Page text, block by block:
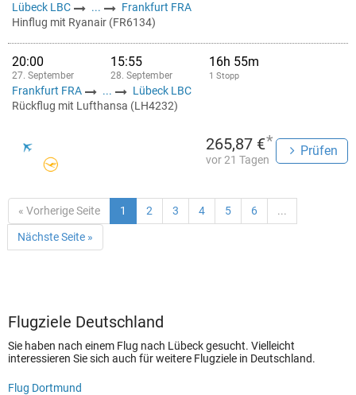
Lübeck LBC ...
Frankfurt FRA
Hinflug mit Ryanair (FR6134)
20:00
27. September
15:55
28. September
16h 55m
1 Stopp
Frankfurt FRA ...
Lübeck LBC
Rückflug mit Lufthansa (LH4232)
265,87 €*
vor 21 Tagen
Prüfen
« Vorherige Seite 1 2 3 4 5 6 ...
Nächste Seite »
Flugziele Deutschland
Sie haben nach einem Flug nach Lübeck gesucht. Vielleicht
interessieren Sie sich auch für weitere Flugziele in Deutschland.
Flug Dortmund